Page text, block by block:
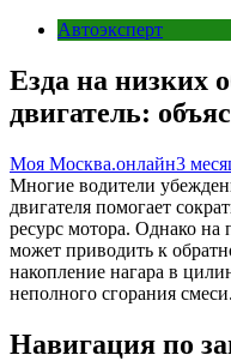
Автоэксперт
Езда на низких
двигатель:
Моя Москва.онлайн3
Многие водители
двигателя помогает
ресурс мотора. Однако на
может приводить к
накопление нагара в
неполного сгорания смеси.
Навигация по